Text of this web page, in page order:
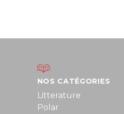
NOS CATÉGORIES
Litterature
Polar